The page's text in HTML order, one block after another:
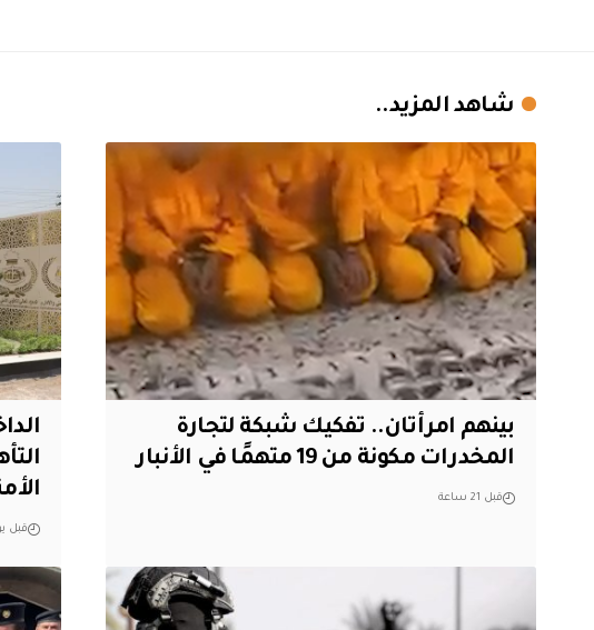
شاهد المزيد..
بينهم امرأتان.. تفكيك شبكة لتجارة
المخدرات مكونة من 19 متهمًا في الأنبار
قبل 21 ساعة
قبل